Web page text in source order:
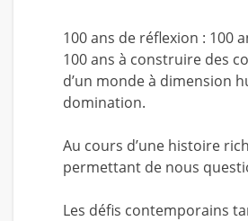
100 ans de réflexion : 100
100 ans à construire des
d’un monde à dimension
domination.
Au cours d’une histoire
permettant de nous
Les défis contemporains